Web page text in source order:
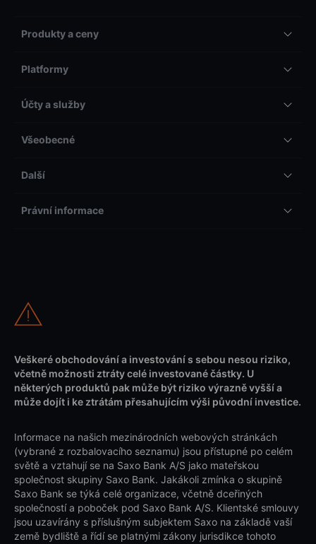
Produkty a ceny
Platformy
Účty a služby
Všeobecné
Další
Právní informace
Veškeré obchodování a investování s sebou nesou riziko,
včetně možnosti ztráty celé investované částky. U
některých produktů pak může být riziko výrazně vyšší a
může dojít i ke ztrátám přesahujícím výši původní investice.
Informace na našich mezinárodních webových stránkách
(vybrané z rozbalovacího seznamu) jsou přístupné po celém
světě a vztahují se na Saxo Bank A/S jako mateřskou
společnost skupiny Saxo Bank. Jakákoli zmínka o skupině
Saxo Bank se týká celé organizace, včetně dceřiných
společností a poboček pod Saxo Bank A/S. Klientské smlouvy
jsou uzavírány s příslušným subjektem Saxo na základě vaší
země bydliště a řídí se platnými zákony jurisdikce tohoto